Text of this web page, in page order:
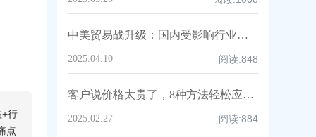
中美贸易战升级：国内受影响行业深度解析与中企应对策略！
2025.04.10 阅读:848
客户说价格太贵了，8种方法轻松应对，附高情商话术及案例！
2025.02.27 阅读:884
+行
点